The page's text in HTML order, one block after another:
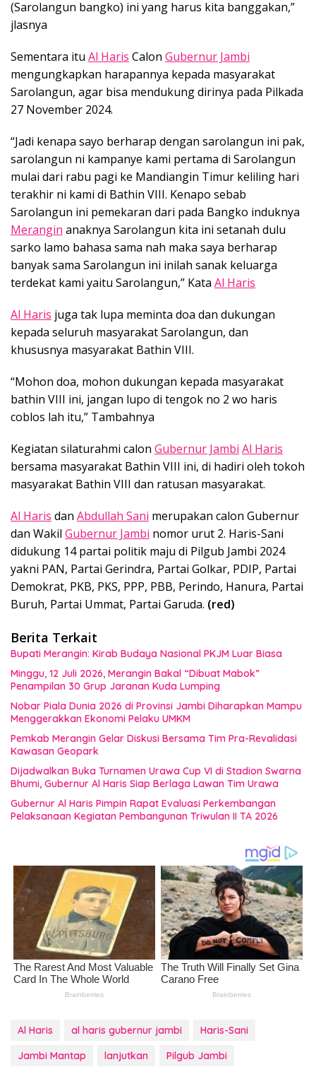
(Sarolangun bangko) ini yang harus kita banggakan,”
jlasnya
Sementara itu Al Haris Calon Gubernur Jambi
mengungkapkan harapannya kepada masyarakat
Sarolangun, agar bisa mendukung dirinya pada Pilkada
27 November 2024.
“Jadi kenapa sayo berharap dengan sarolangun ini pak,
sarolangun ni kampanye kami pertama di Sarolangun
mulai dari rabu pagi ke Mandiangin Timur keliling hari
terakhir ni kami di Bathin VIII. Kenapo sebab
Sarolangun ini pemekaran dari pada Bangko induknya
Merangin anaknya Sarolangun kita ini setanah dulu
sarko lamo bahasa sama nah maka saya berharap
banyak sama Sarolangun ini inilah sanak keluarga
terdekat kami yaitu Sarolangun,” Kata Al Haris
Al Haris juga tak lupa meminta doa dan dukungan
kepada seluruh masyarakat Sarolangun, dan
khususnya masyarakat Bathin VIII.
“Mohon doa, mohon dukungan kepada masyarakat
bathin VIII ini, jangan lupo di tengok no 2 wo haris
coblos lah itu,” Tambahnya
Kegiatan silaturahmi calon Gubernur Jambi Al Haris
bersama masyarakat Bathin VIII ini, di hadiri oleh tokoh
masyarakat Bathin VIII dan ratusan masyarakat.
Al Haris dan Abdullah Sani merupakan calon Gubernur
dan Wakil Gubernur Jambi nomor urut 2. Haris-Sani
didukung 14 partai politik maju di Pilgub Jambi 2024
yakni PAN, Partai Gerindra, Partai Golkar, PDIP, Partai
Demokrat, PKB, PKS, PPP, PBB, Perindo, Hanura, Partai
Buruh, Partai Ummat, Partai Garuda. (red)
Berita Terkait
Bupati Merangin: Kirab Budaya Nasional PKJM Luar Biasa
Minggu, 12 Juli 2026, Merangin Bakal “Dibuat Mabok”
Penampilan 30 Grup Jaranan Kuda Lumping
Nobar Piala Dunia 2026 di Provinsi Jambi Diharapkan Mampu
Menggerakkan Ekonomi Pelaku UMKM
Pemkab Merangin Gelar Diskusi Bersama Tim Pra-Revalidasi
Kawasan Geopark
Dijadwalkan Buka Turnamen Urawa Cup VI di Stadion Swarna
Bhumi, Gubernur Al Haris Siap Berlaga Lawan Tim Urawa
Gubernur Al Haris Pimpin Rapat Evaluasi Perkembangan
Pelaksanaan Kegiatan Pembangunan Triwulan II TA 2026
Al Haris al haris gubernur jambi
Haris-Sani
Jambi Mantap
lanjutkan Pilgub Jambi